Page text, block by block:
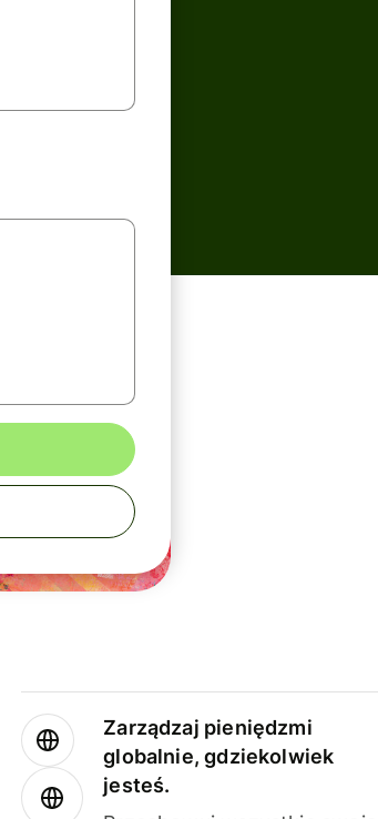
Zarządzaj pieniędzmi
globalnie, gdziekolwiek
jesteś.